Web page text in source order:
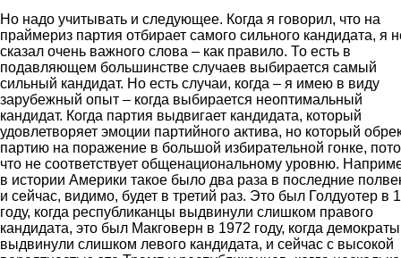
Но надо учитывать и следующее. Когда я говорил, что на
праймериз партия отбирает самого сильного кандидата, я
сказал очень важного слова – как правило. То есть в
подавляющем большинстве случаев выбирается самый
сильный кандидат. Но есть случаи, когда – я имею в виду
зарубежный опыт – когда выбирается неоптимальный
кандидат. Когда партия выдвигает кандидата, который
удовлетворяет эмоции партийного актива, но который
партию на поражение в большой избирательной гонке,
что не соответствует общенациональному уровню.
в истории Америки такое было два раза в последние
и сейчас, видимо, будет в третий раз. Это был Голдуотер в
году, когда республиканцы выдвинули слишком правого
кандидата, это был Макговерн в 1972 году, когда демократы
выдвинули слишком левого кандидата, и сейчас с высокой